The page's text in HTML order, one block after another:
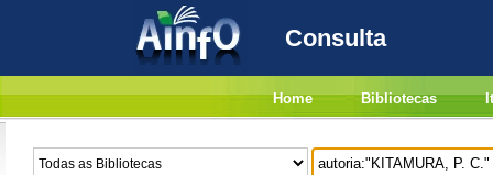
Consulta
Home Bibliotecas